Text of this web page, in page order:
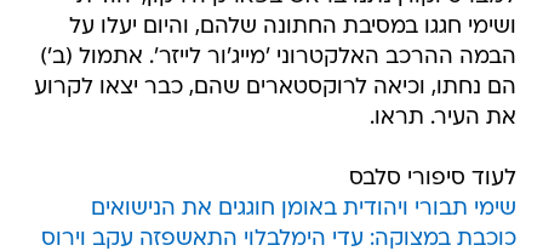
הם נחתו, וכיאה לרוקסטארים שהם, כבר יצאו לקרוע
את העיר. תראו.
לעוד סיפורי סלבס
כוכבת במצוקה: עדי הימלבלוי התאשפזה עקב וירוס